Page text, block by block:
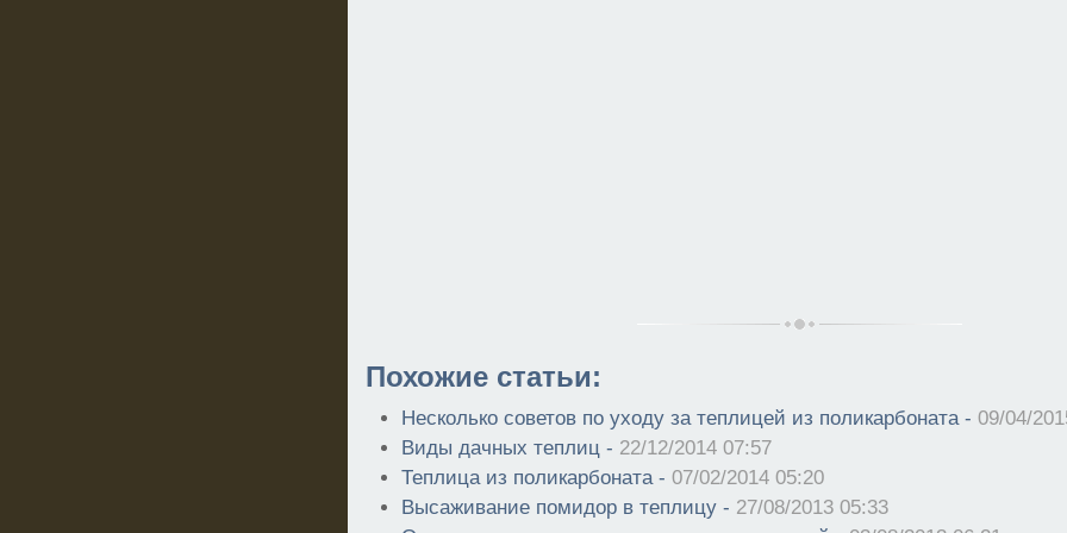
Похожие статьи:
Несколько советов по уходу за теплицей из поликарбоната -09/04/
Виды дачных теплиц - 22/12/2014 07:57
Теплица из поликарбоната -07/02/2014 05:20
Высаживание помидор в теплицу - 27/08/2013 05:33